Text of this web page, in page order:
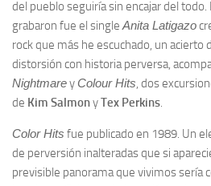
del pueblo seguiría sin encajar del
grabaron fue el singleAnita Latigazo
rock que más he escuchado, un acierto
distorsión con historia perversa,
Nightmarey Colour Hits, dos
de Kim SalmonyTex Perkins.
Color Hits fue publicado en 1989. Un
de perversión inalteradas que si
previsible panorama que vivimos sería